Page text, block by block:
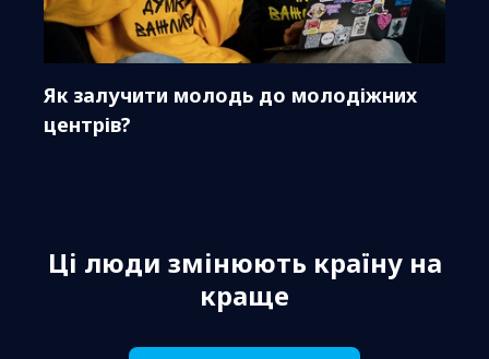
Як залучити молодь до молодіжних
центрів?
Ці люди змінюють країну на
краще